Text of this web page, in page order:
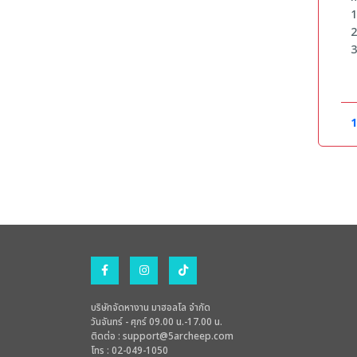
บริษัทจัดหางาน มาฮอลโล จำกัด
วันจันทร์ - ศุกร์ 09.00 น.-17.00 น.
ติดต่อ : support@5archeep.com
โทร : 02-049-1050